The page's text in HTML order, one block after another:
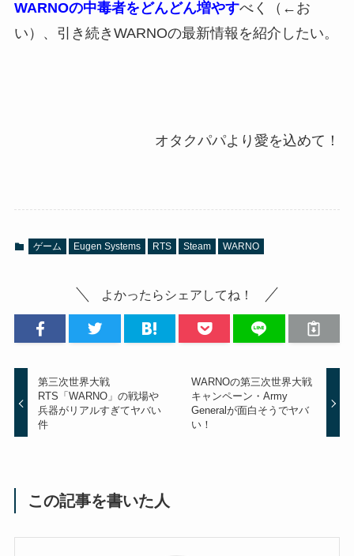
WARNOの中毒者をどんどん増やすべく（←お
い）、引き続きWARNOの最新情報を紹介したい。
オタクパパより愛を込めて！
ゲーム Eugen Systems RTS Steam WARNO
よかったらシェアしてね！
第三次世界大戦
RTS「WARNO」の戦場や
兵器がリアルすぎてヤバい
件
WARNOの第三次世界大戦
キャンペーン・Army
Generalが面白そうでヤバ
い！
この記事を書いた人